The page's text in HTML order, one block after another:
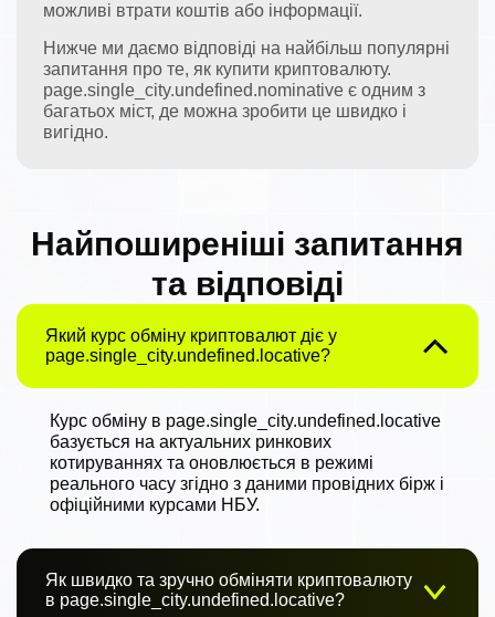
можливі втрати коштів або інформації.
Нижче ми даємо відповіді на найбільш популярні
запитання про те, як купити криптовалюту.
page.single_city.undefined.nominative є одним з
багатьох міст, де можна зробити це швидко і
вигідно.
Найпоширеніші запитання
та відповіді
Який курс обміну криптовалют діє у
page.single_city.undefined.locative?
Курс обміну в page.single_city.undefined.locative
базується на актуальних ринкових
котируваннях та оновлюється в режимі
реального часу згідно з даними провідних бірж і
офіційними курсами НБУ.
Як швидко та зручно обміняти криптовалюту
в page.single_city.undefined.locative?